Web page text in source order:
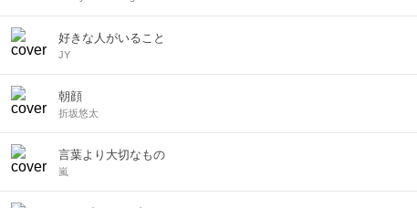
好きな人がいること
JY
朝顔
折坂悠太
言葉より大切なもの
嵐